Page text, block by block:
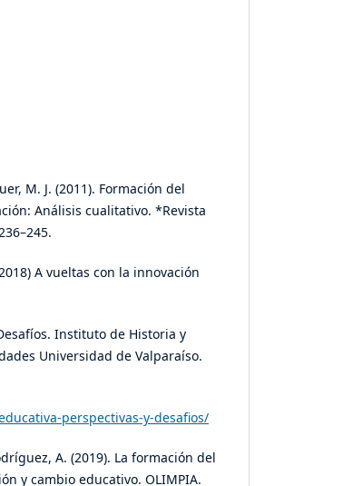
M. J. (2011). Formación del
Análisis cualitativo. *Revista
A vueltas con la innovación
Instituto de Historia y
Universidad de Valparaíso.
perspectivas-y-desafios/
A. (2019). La formación del
y cambio educativo. OLIMPIA.